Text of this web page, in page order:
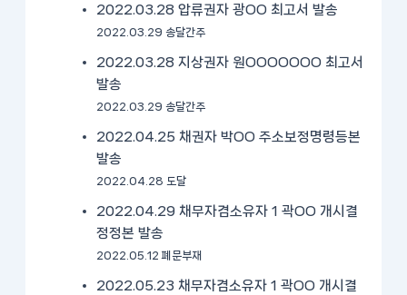
2022.03.28 압류권자 광OO 최고서 발송
2022.03.29 송달간주
2022.03.28 지상권자 원OOOOOOO 최고서
발송
2022.03.29 송달간주
2022.04.25 채권자 박OO 주소보정명령등본
발송
2022.04.28 도달
2022.04.29 채무자겸소유자 1 곽OO 개시결
정정본 발송
2022.05.12 폐문부재
2022.05.23 채무자겸소유자 1 곽OO 개시결